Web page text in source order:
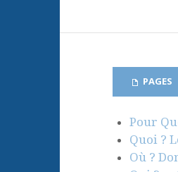
PAGES
Pour
Quoi ?
Où ?